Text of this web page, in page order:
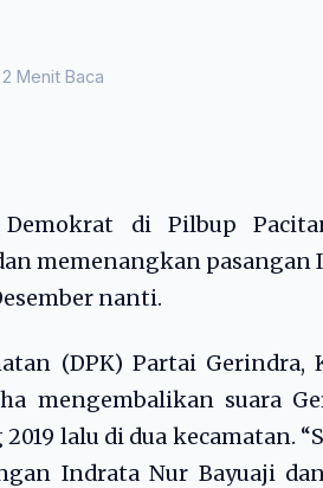
2 Menit Baca
di Pilbup
memenangkan pasangan
nanti.
(DPK) Partai Gerindra,
mengembalikan suara
lalu di dua kecamatan.
Indrata Nur Bayuaji